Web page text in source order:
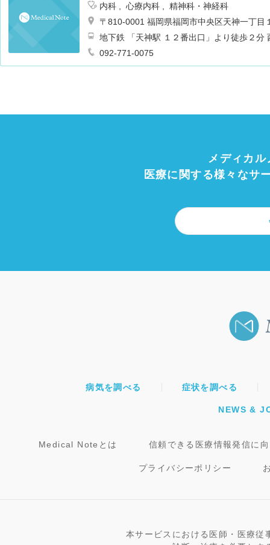
内科 心療内科
精神科・神経科
〒810-0001 福岡県福岡市中央区天神一丁目
地下鉄 「天神駅 １２番出口」より徒歩２
前」
092-771-0075
メディカ
医療に関する様々なサ
病気を調べる 症状を調べる
NEWS &
Medical Noteとは 信頼できる医療情報発信に
プライバシーポリシー
本サービスにおける医師・医療従